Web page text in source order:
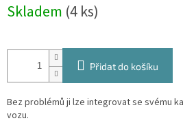
cena:
Skladem (4 ks)
Přidat do košíku
Bez problémů ji lze integrovat se svému
vozu.